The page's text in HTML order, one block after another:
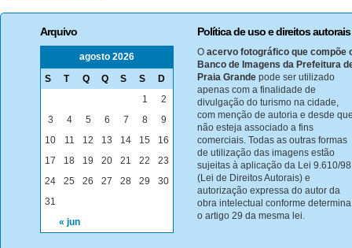
Arquivo
agosto 2026
S
T Q Q S S D
« jun
1
2
3
4 5 6 7 8
9
10
11 12 13 14 15
16
17
18 19 20 21 22
23
24
25 26 27 28 29
30
31
Política de uso e direitos autorais
O acervo fotográfico que compõe
Banco de Imagens da Prefeitura
Praia Grande pode ser utilizado
apenas com a finalidade de
divulgação do turismo na cidade,
com menção de autoria e desde
não esteja associado a fins
comerciais. Todas as outras formas
de utilização das imagens estão
sujeitas à aplicação da Lei 9.610/98
(Lei de Direitos Autorais) e
autorização expressa do autor da
obra intelectual conforme determina
o artigo 29 da mesma lei.